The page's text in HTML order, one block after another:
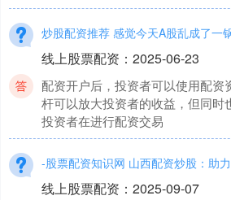
炒股配资推荐 感觉今天A股乱成了一
线上股票配资 ： 2025-06-23
配资开户后，投资者可以使用配资
杆可以放大投资者的收益，但同时
投资者在进行配资交易
-股票配资知识网 山西配资炒股：助
线上股票配资 ： 2025-09-07